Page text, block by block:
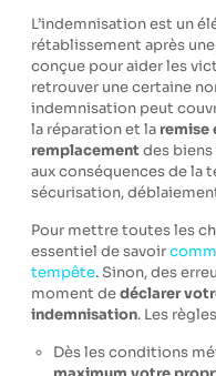
L’indemnisation est un
rétablissement après
conçue pour aider les
retrouver une certaine
indemnisation peut
la réparation et la remise
remplacementdes biens
aux conséquences de la
sécurisation,
Pour mettre toutes les
essentiel de savoir
tempête. Sinon, des
moment dedéclarer
indemnisation. Les
Dès les conditions